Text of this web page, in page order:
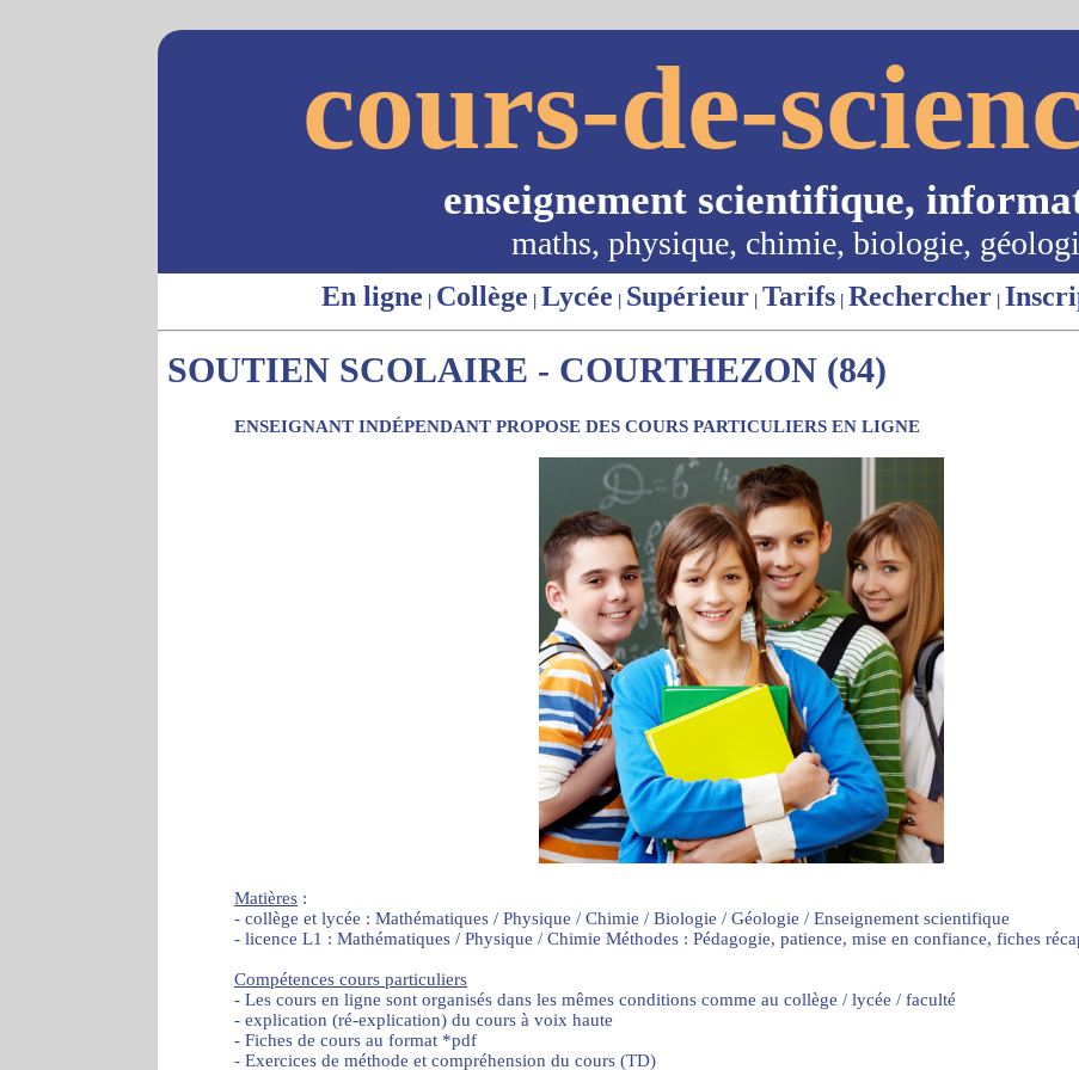
cours-de-
enseignement scientifique,
maths, physique, chimie, biologie,
En ligne | Collège | Lycée | Supérieur | Tarifs | Rechercher |
SOUTIEN SCOLAIRE - COURTHEZON (84)
ENSEIGNANT INDÉPENDANT PROPOSE DES COURS PARTICULIERS EN LIGNE
Matières :
- collège et lycée : Mathématiques / Physique / Chimie / Biologie / Géologie / Enseignement scientifique
- licence L1 : Mathématiques / Physique / Chimie Méthodes : Pédagogie, patience, mise en confiance, fiches
Compétences cours particuliers
- Les cours en ligne sont organisés dans les mêmes conditions comme au collège / lycée / faculté
- explication (ré-explication) du cours à voix haute
- Fiches de cours au format *pdf
- Exercices de méthode et compréhension du cours (TD)